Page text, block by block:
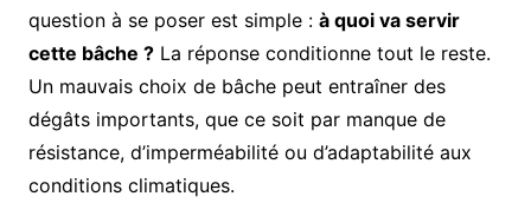
question à se poser est simple : à quoi va servir
cette bâche ?La réponse conditionne tout le reste.
Un mauvais choix de bâche peut entraîner des
dégâts importants, que ce soit par manque de
résistance, d’imperméabilité ou d’adaptabilité aux
conditions climatiques.